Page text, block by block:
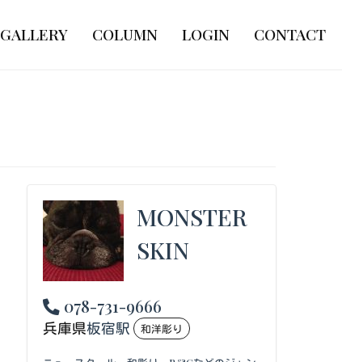
GALLERY COLUMN LOGIN CONTACT
MONSTER
SKIN
078-731-9666
兵庫県板宿駅 和洋彫り